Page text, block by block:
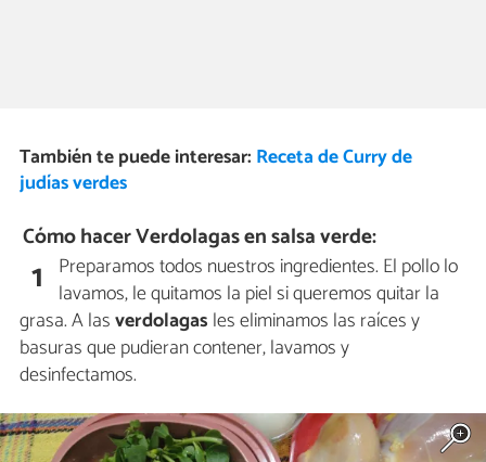
También te puede interesar: Receta de Curry de
judías verdes
Cómo hacer Verdolagas en salsa verde:
1 Preparamos todos nuestros ingredientes. El pollo lo
lavamos, le quitamos la piel si queremos quitar la
grasa. A lasverdolagas les eliminamos las raíces y
basuras que pudieran contener, lavamos y
desinfectamos.